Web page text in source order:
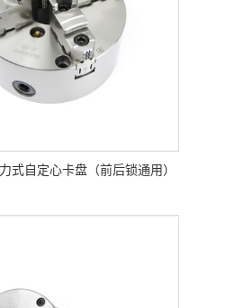
式自定心卡盘（前后锁通用）